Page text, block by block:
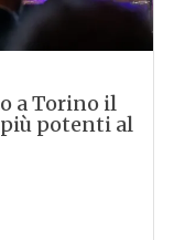
a Torino il
potenti al